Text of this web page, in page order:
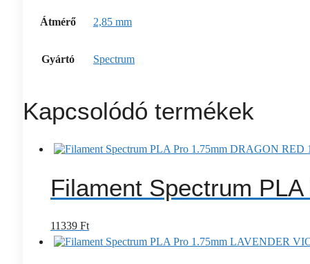
Átmérő 2,85 mm
Gyártó Spectrum
Kapcsolódó termékek
Filament Spectrum
11339 Ft